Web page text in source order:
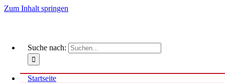
Zum Inhalt springen
Startseite
Suche nach: